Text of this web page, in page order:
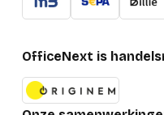
OfficeNext is